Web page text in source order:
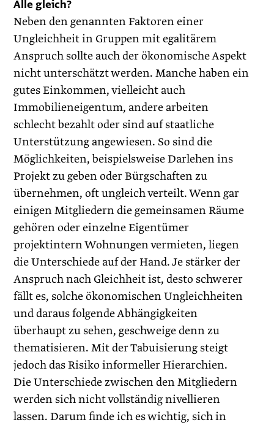
Alle gleich?
Neben den genannten Faktoren einer
Ungleichheit in Gruppen mit egalitärem
Anspruch sollte auch der ökonomische Aspekt
nicht unterschätzt werden. Manche haben ein
gutes Einkommen, vielleicht auch
Immobilieneigentum, andere arbeiten
schlecht bezahlt oder sind auf staatliche
Unterstützung angewiesen. So sind die
Möglichkeiten, beispielsweise Darlehen ins
Projekt zu geben oder Bürgschaften zu
übernehmen, oft ungleich verteilt. Wenn gar
einigen Mitgliedern die gemeinsamen Räume
gehören oder einzelne Eigentümer
projektintern Wohnungen vermieten, liegen
die Unterschiede auf der Hand. Je stärker der
Anspruch nach Gleichheit ist, desto schwerer
fällt es, solche ökonomischen Ungleichheiten
und daraus folgende Abhängigkeiten
überhaupt zu sehen, geschweige denn zu
thematisieren. Mit der Tabuisierung steigt
jedoch das Risiko informeller Hierarchien.
Die Unterschiede zwischen den Mitgliedern
werden sich nicht vollständig nivellieren
lassen. Darum finde ich es wichtig, sich in